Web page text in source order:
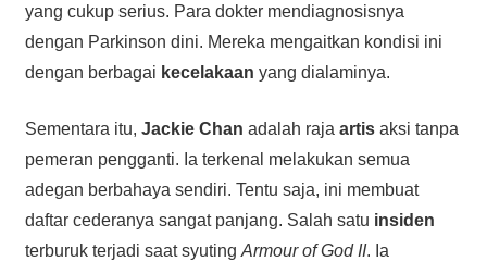
yang cukup serius. Para dokter mendiagnosisnya
dengan Parkinson dini. Mereka mengaitkan kondisi ini
dengan berbagai kecelakaan yang dialaminya.
Sementara itu, Jackie Chan adalah raja artisaksi tanpa
pemeran pengganti. Ia terkenal melakukan semua
adegan berbahaya sendiri. Tentu saja, ini membuat
daftar cederanya sangat panjang. Salah satu insiden
terburuk terjadi saat syuting Armour of God II. Ia